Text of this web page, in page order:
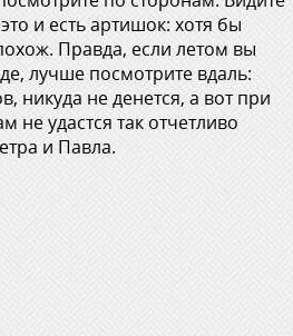
и есть артишок: хотя бы
Правда, если летом вы
лучше посмотрите вдаль:
никуда не денется, а вот при
не удастся так отчетливо
и Павла.